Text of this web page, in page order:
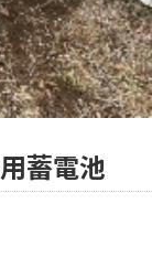
蓄電池